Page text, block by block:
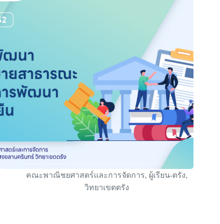
คณะพาณิชยศาสตร์และการจัดการ, ผู้เรียน-ตรัง,
วิทยาเขตตรัง